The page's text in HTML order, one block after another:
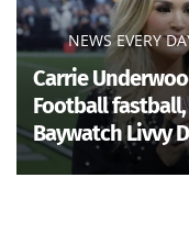
NEWS EVERY
Carrie
Football
Baywatch Livvy